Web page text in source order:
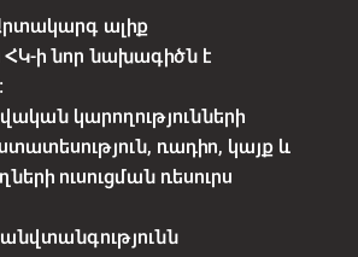
ալիք
ի նոր նախագիծն է
կարողությունների
ռադիո, կայք և
ուսուցման ռեսուրս